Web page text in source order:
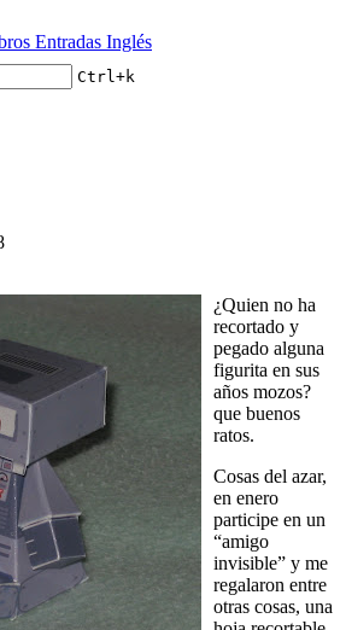
Entradas Inglés
Ctrl+k
¿Quien no ha
recortado y
pegado alguna
figurita en sus
años mozos?
que buenos
ratos.
Cosas del azar,
en enero
participe en un
“amigo
invisible” y me
regalaron entre
otras cosas, una